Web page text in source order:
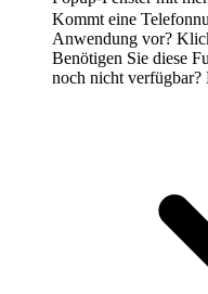
Kommt eine
Anwendung vor?
Benötigen Sie diese
noch nicht verfügbar?